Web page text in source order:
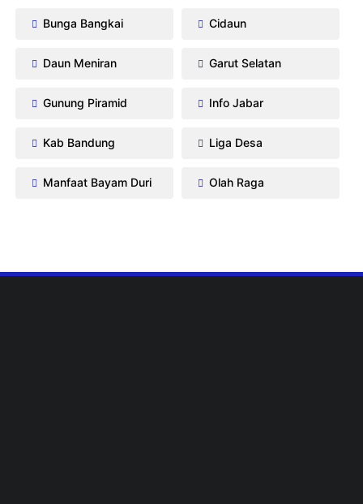
Bunga Bangkai Cidaun
Daun Meniran Garut Selatan
Gunung Piramid Info Jabar
Kab Bandung Liga Desa
Manfaat Bayam Duri Olah Raga